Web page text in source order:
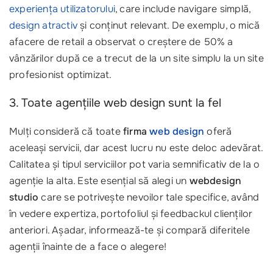
experiența utilizatorului, care include navigare simplă,
design atractivși conținut relevant. De exemplu, o mică
afacere de retail a observat o creștere de 50% a
vânzărilor după ce a trecut de la un site simplu la un site
profesionist optimizat.
3. Toate agențiile web design sunt la fel
Mulți consideră că toatefirmaweb design oferă
aceleași servicii, dar acest lucru nu este deloc adevărat.
Calitatea și tipul serviciilor pot varia semnificativ de la o
agenție la alta. Este esențial să alegi un webdesign
studio care se potrivește nevoilor tale specifice, având
în vedere expertiza, portofoliul și feedbackul clienților
anteriori. Așadar, informează-te și compară diferitele
agenții înainte de a face o alegere!